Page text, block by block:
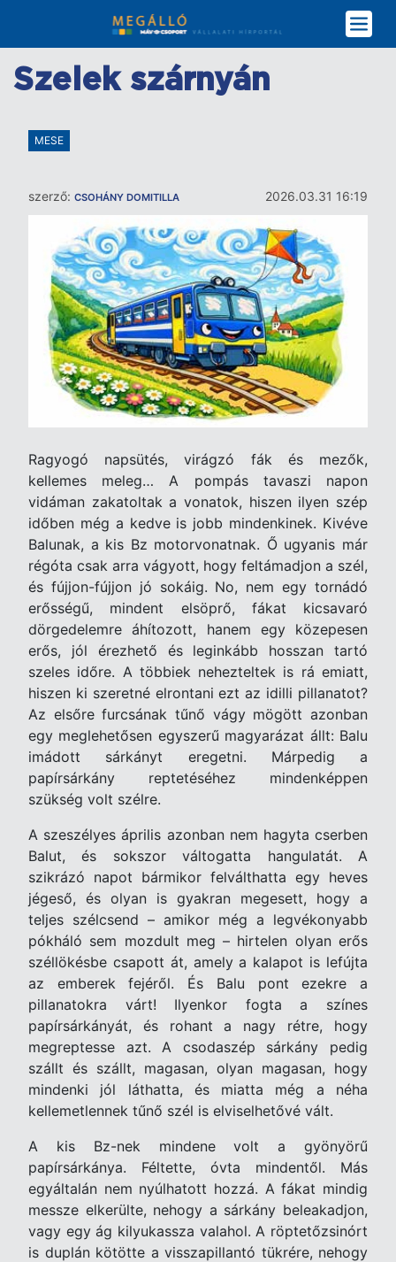
tartalomra
Szelek szárnyán
MESE
2026.03.31 16:19
szerző: CSOHÁNY DOMITILLA
Ragyogó napsütés, virágzó fák és mezők,
kellemes meleg… A pompás tavaszi napon
vidáman zakatoltak a vonatok, hiszen ilyen szép
időben még a kedve is jobb mindenkinek. Kivéve
Balunak, a kis Bz motorvonatnak. Ő ugyanis már
régóta csak arra vágyott, hogy feltámadjon a szél,
és fújjon-fújjon jó sokáig. No, nem egy tornádó
erősségű, mindent elsöprő, fákat kicsavaró
dörgedelemre áhítozott, hanem egy közepesen
erős, jól érezhető és leginkább hosszan tartó
szeles időre. A többiek nehezteltek is rá emiatt,
hiszen ki szeretné elrontani ezt az idilli pillanatot?
Az elsőre furcsának tűnő vágy mögött azonban
egy meglehetősen egyszerű magyarázat állt: Balu
imádott sárkányt eregetni. Márpedig a
papírsárkány reptetéséhez mindenképpen
szükség volt szélre.
A szeszélyes április azonban nem hagyta cserben
Balut, és sokszor váltogatta hangulatát. A
szikrázó napot bármikor felválthatta egy heves
jégeső, és olyan is gyakran megesett, hogy a
teljes szélcsend – amikor még a legvékonyabb
pókháló sem mozdult meg – hirtelen olyan erős
széllökésbe csapott át, amely a kalapot is lefújta
az emberek fejéről. És Balu pont ezekre a
pillanatokra várt! Ilyenkor fogta a színes
papírsárkányát, és rohant a nagy rétre, hogy
megreptesse azt. A csodaszép sárkány pedig
szállt és szállt, magasan, olyan magasan, hogy
mindenki jól láthatta, és miatta még a néha
kellemetlennek tűnő szél is elviselhetővé vált.
A kis Bz-nek mindene volt a gyönyörű
papírsárkánya. Féltette, óvta mindentől. Más
egyáltalán nem nyúlhatott hozzá. A fákat mindig
messze elkerülte, nehogy a sárkány beleakadjon,
vagy egy ág kilyukassza valahol. A röptetőzsinórt
is duplán kötötte a visszapillantó tükrére, nehogy